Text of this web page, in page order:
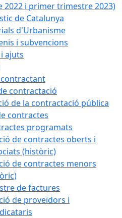
2022 i primer trimestre 2023)
de Catalunya
d'Urbanisme
i subvencions
ajuts
contractació
de la contractació pública
contractes
programats
de contractes oberts i
(històric)
de contractes menors
de factures
de proveïdors i